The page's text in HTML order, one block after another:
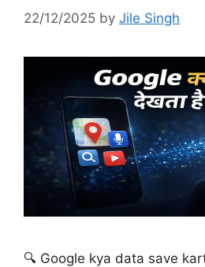
22/12/2025 by Jile Singh
🔍 Google kya data save